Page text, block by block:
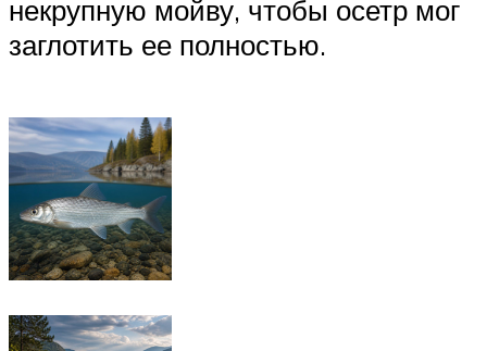
некрупную мойву, чтобы осетр мог
заглотить ее полностью.